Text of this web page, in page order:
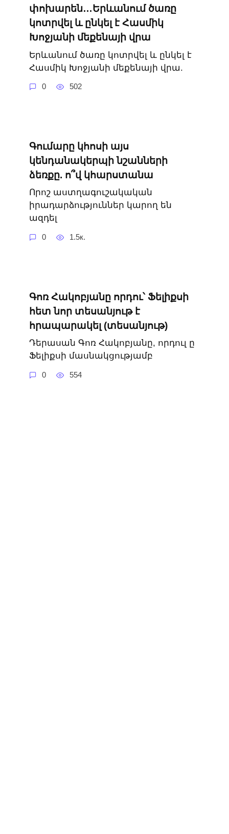
փոխարեն…Երևանում ծառը
կոտրվել և ընկել է Հասմիկ
Խոջյանի մեքենայի վրա
Երևանում ծառը կոտրվել և ընկել է
Հասմիկ Խոջյանի մեքենայի վրա.
0 502
Գումարը կհոսի այս
կենդանակերպի նշանների
ձեռքը. ո՞վ կհարստանա
Որոշ աստղագուշակական
իրադարձություններ կարող են
ազդել
0 1.5к.
Գոռ Հակոբյանը որդու՝ Ֆելիքսի
հետ նոր տեսանյութ է
հրապարակել (տեսանյութ)
Դերասան Գոռ Հակոբյանը, որդուլ ը
Ֆելիքսի մասնակցությամբ
0 554